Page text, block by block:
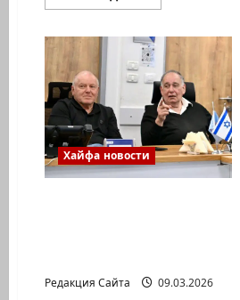
больше
Сводка
по
итогам
оценки
ситуации,
проведённой
13
марта
2026
года
в
Центре
Хайфа новости
Редакция Сайта 09.03.2026